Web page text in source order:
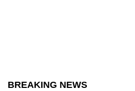
BREAKING NEWS